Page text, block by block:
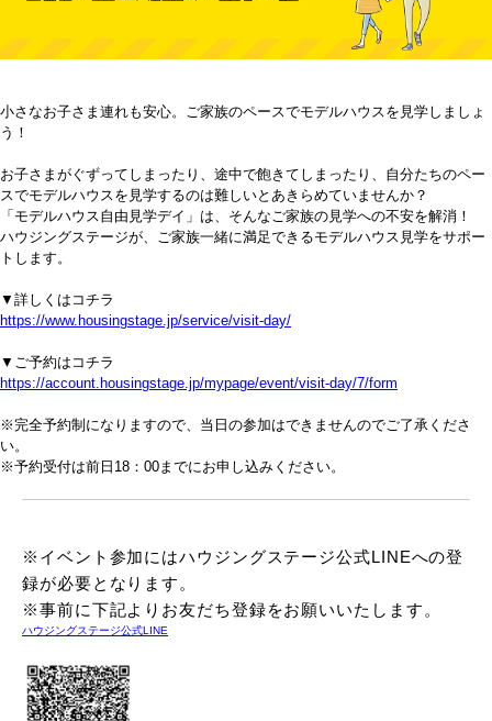
小さなお子さま連れも安心。ご家族のペースでモデルハウスを見学しましょ
う！
お子さまがぐずってしまったり、途中で飽きてしまったり、自分たちのペー
スでモデルハウスを見学するのは難しいとあきらめていませんか？
「モデルハウス自由見学デイ」は、そんなご家族の見学への不安を解消！
ハウジングステージが、ご家族一緒に満足できるモデルハウス見学をサポー
トします。
▼詳しくはコチラ
https://www.housingstage.jp/service/visit-day/
▼ご予約はコチラ
https://account.housingstage.jp/mypage/event/visit-day/7/form
※完全予約制になりますので、当日の参加はできませんのでご了承くださ
い。
※予約受付は前日18：00までにお申し込みください。
※イベント参加にはハウジングステージ公式LINEへの登
録が必要となります。
※事前に下記よりお友だち登録をお願いいたします。
ハウジングステージ公式LINE